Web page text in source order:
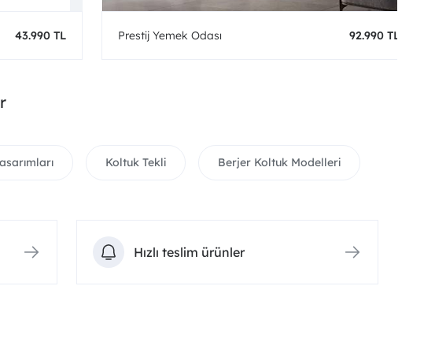
43.990 TL Prestij Yemek Odası 92.990 TL
Koltuk Tekli Berjer Koltuk Modelleri
Hızlı teslim ürünler